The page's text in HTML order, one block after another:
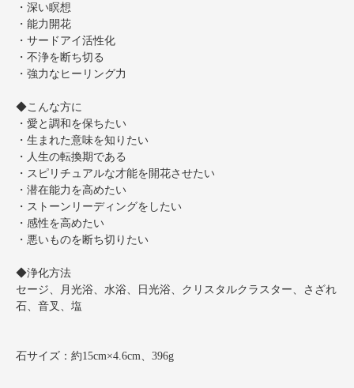
・深い瞑想
・能力開花
・サードアイ活性化
・不浄を断ち切る
・強力なヒーリング力
◆こんな方に
・愛と調和を保ちたい
・生まれた意味を知りたい
・人生の転換期である
・スピリチュアルな才能を開花させたい
・潜在能力を高めたい
・ストーンリーディングをしたい
・感性を高めたい
・悪いものを断ち切りたい
◆浄化方法
セージ、月光浴、水浴、日光浴、クリスタルクラスター、さざれ
石、音叉、塩
石サイズ：約15cm×4.6cm、396g